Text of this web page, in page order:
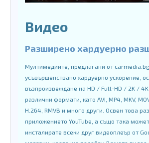
Видео
Разширено хардуерно
Мултимедиите, предлагани от
усъвършенствано хардуерно ускорение,
възпроизвеждане на HD / Full-HD / 2K /
различни формати, като AVI, MP4, MKV,
H.264, RMVB и много други. Освен това
приложението YouTube, а също така
инсталирате всеки друг видеоплеър от